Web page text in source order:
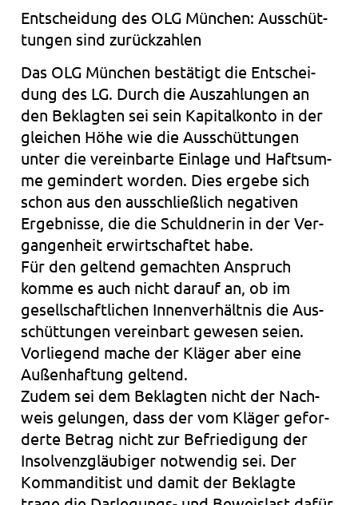
Ent­schei­dung des OLG Mün­chen: Aus­schüt­
tun­gen sind zurück­zah­len
Das OLG Mün­chen bestä­tigt die Ent­schei­
dung des LG. Durch die Aus­zah­lun­gen an
den Beklag­ten sei sein Kapi­tal­kon­to in der
glei­chen Höhe wie die Aus­schüt­tun­gen
unter die ver­ein­bar­te Ein­la­ge und Haft­sum­
me gemin­dert wor­den. Dies erge­be sich
schon aus den aus­schließ­lich nega­ti­ven
Ergeb­nis­se, die die Schuld­ne­rin in der Ver­
gan­gen­heit erwirt­schaf­tet habe.
Für den gel­tend gemach­ten Anspruch
komme es auch nicht dar­auf an, ob im
gesell­schaft­li­chen Innen­ver­hält­nis die Aus­
schüt­tun­gen ver­ein­bart gewe­sen seien.
Vor­lie­gend mache der Klä­ger aber eine
Außen­haf­tung gel­tend.
Zudem sei dem Beklag­ten nicht der Nach­
weis gelun­gen, dass der vom Klä­ger gefor­
der­te Betrag nicht zur Befrie­di­gung der
Insol­venz­gläu­bi­ger not­wen­dig sei. Der
Kom­man­di­tist und damit der Beklag­te